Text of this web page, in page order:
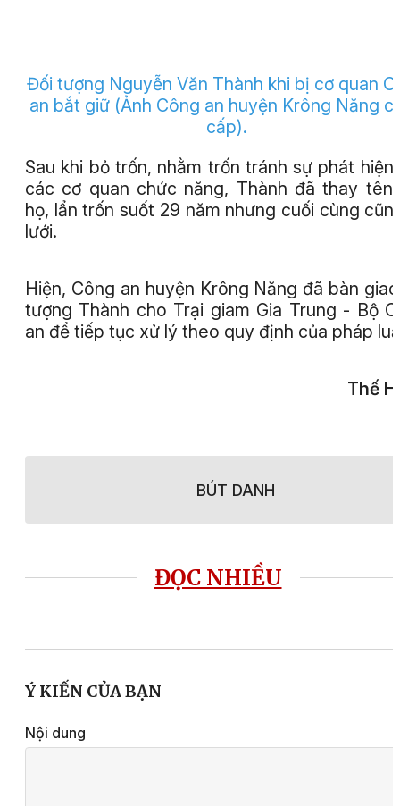
Đối tượng Nguyễn Văn Thành khi bị cơ quan
an bắt giữ (Ảnh Công an huyện Krông Năng
cấp).
Sau khi bỏ trốn, nhằm trốn tránh sự phát hiện
các cơ quan chức năng, Thành đã thay
họ, lẩn trốn suốt 29 năm nhưng cuối cùng
lưới.
Hiện, Công an huyện Krông Năng đã bàn
tượng Thành cho Trại giam Gia Trung - Bộ
an để tiếp tục xử lý theo quy định của pháp
Thế
BÚT DANH
ĐỌC NHIỀU
Ý KIẾN CỦA BẠN
Nội dung